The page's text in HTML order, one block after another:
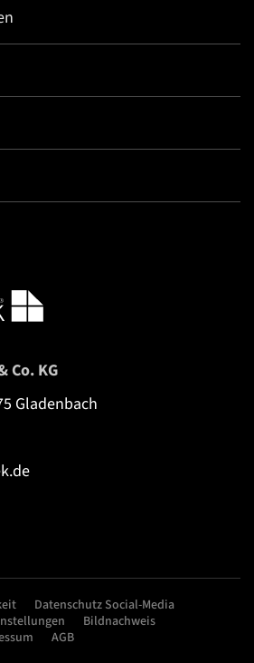
Co. KG
Gladenbach
Datenschutz Social-Media
Bildnachweis
AGB